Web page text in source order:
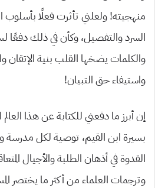
منهجيته! ولعلني تأثرت فعلًا بأسلوب
السرد والتفصيل، وكأن في ذلك
والكلمات يضخها القلب بنية الإتقان
واستيفاء حق التبيان!
إن أبرز ما دفعني للكتابة عن هذا العالم
بسيرة ابن القيم، توصية لكل
القدوة في أذهان الطلبة والأجيال
وترجمات العلماء من أكثر ما يختصر